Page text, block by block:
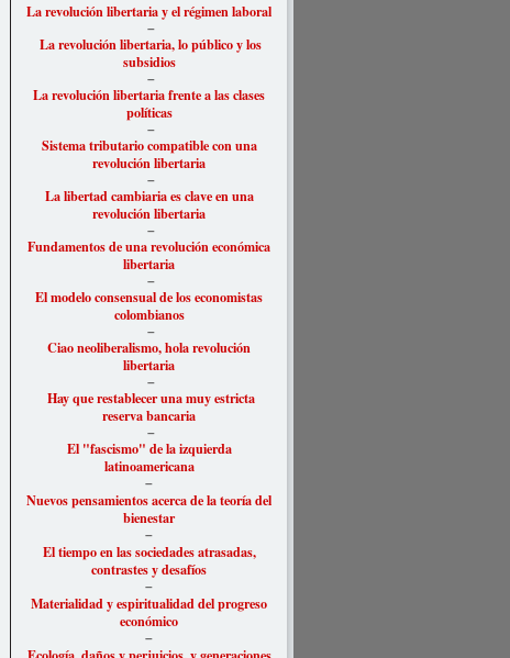
La revolución libertaria y el régimen laboral
–
La revolución libertaria, lo público y los
subsidios
–
La revolución libertaria frente a las clases
políticas
–
Sistema tributario compatible con una
revolución libertaria
–
La libertad cambiaria es clave en una
revolución libertaria
–
Fundamentos de una revolución económica
libertaria
–
El modelo consensual de los economistas
colombianos
–
Ciao neoliberalismo, hola revolución
libertaria
–
Hay que restablecer una muy estricta
reserva bancaria
–
El "fascismo" de la izquierda
latinoamericana
–
Nuevos pensamientos acerca de la teoría del
bienestar
–
El tiempo en las sociedades atrasadas,
contrastes y desafíos
–
Materialidad y espiritualidad del progreso
económico
–